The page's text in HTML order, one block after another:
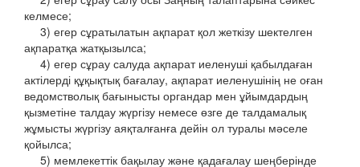
келмесе;
3) егер сұратылатын ақпарат қол жеткізу шектелген
ақпаратқа жатқызылса;
4) егер сұрау салуда ақпарат иеленуші қабылдаған
актілерді құқықтық бағалау, ақпарат иеленушінің не оған
ведомстволық бағынысты органдар мен ұйымдардың
қызметіне талдау жүргізу немесе өзге де талдамалық
жұмысты жүргізу аяқталғанға дейін ол туралы мәселе
қойылса;
5) мемлекеттік бақылау және қадағалау шеңберінде